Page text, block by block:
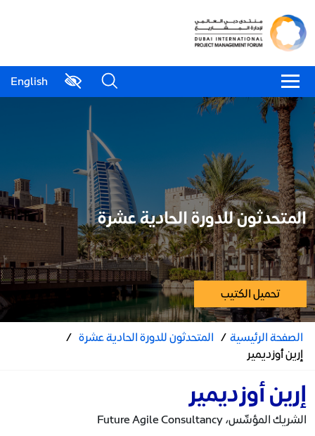
English
المتحدثون للدورة الحادية عشرة
تحميل الكتيب
الصفحة الرئيسية/ المتحدثون للدورة الحادية عشرة /
إرين أوزديمير
إرين أوزديمير
الشريك المؤسِّس، Future Agile Consultancy